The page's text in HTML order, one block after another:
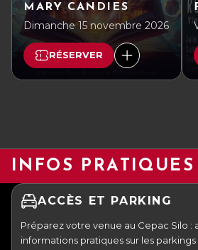
MARY CANDIES
Dimanche 15 novembre 2026
RÉSERVER
INFOS PRATIQUES
ACCÈS ET PARKING
Préparez votre venue au Cepac Silo :
informations pratiques sur les